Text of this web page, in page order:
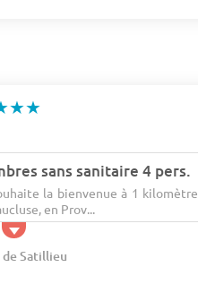
sans sanitaire 4 pers.
la bienvenue à 1 kilomètre
en Prov...
de Satillieu